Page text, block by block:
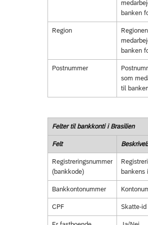
banken
Region
banken
Postnummer
som
til
Felter til bankkonti i Brasilien
Felt
Registreringsnummer
(bankkode)
bankens
Bankkontonummer
CPF Skatte-id